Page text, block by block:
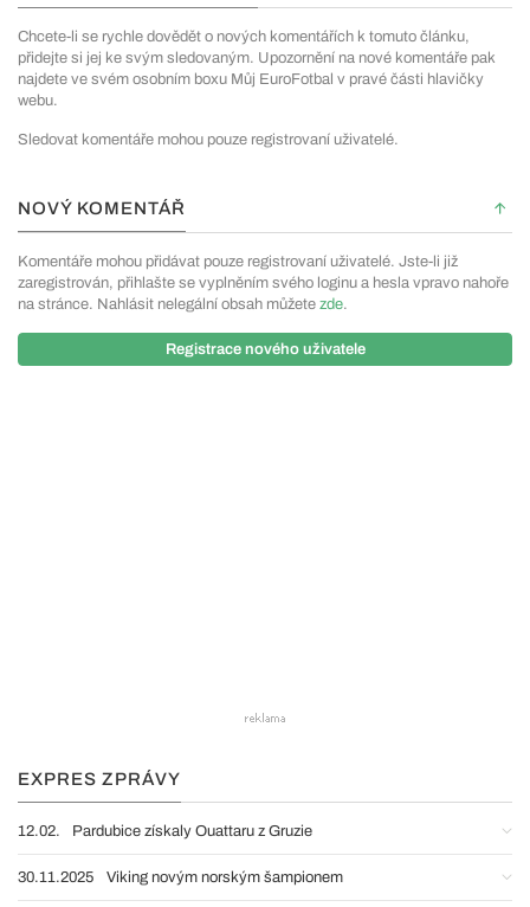
Chcete-li se rychle dovědět o nových komentářích k tomuto článku,
přidejte si jej ke svým sledovaným. Upozornění na nové komentáře pak
najdete ve svém osobním boxu Můj EuroFotbal v pravé části hlavičky
webu.
Sledovat komentáře mohou pouze registrovaní uživatelé.
NOVÝ KOMENTÁŘ
Komentáře mohou přidávat pouze registrovaní uživatelé. Jste-li již
zaregistrován, přihlašte se vyplněním svého loginu a hesla vpravo nahoře
na stránce. Nahlásit nelegální obsah můžete zde.
Registrace nového uživatele
EXPRES ZPRÁVY
12.02. Pardubice získaly Ouattaru z Gruzie
30.11.2025 Viking novým norským šampionem